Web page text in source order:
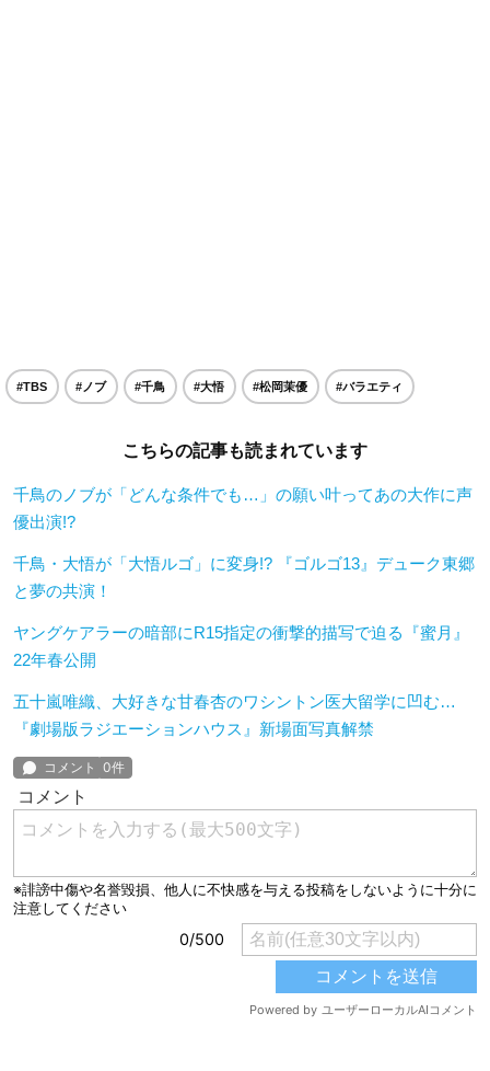
#TBS #ノブ #千鳥 #大悟 #松岡茉優 #バラエティ
こちらの記事も読まれています
千鳥のノブが「どんな条件でも…」の願い叶ってあの大作に声
優出演!?
千鳥・大悟が「大悟ルゴ」に変身!? 『ゴルゴ13』デューク東郷
と夢の共演！
ヤングケアラーの暗部にR15指定の衝撃的描写で迫る『蜜月』
22年春公開
五十嵐唯織、大好きな甘春杏のワシントン医大留学に凹む…
『劇場版ラジエーションハウス』新場面写真解禁